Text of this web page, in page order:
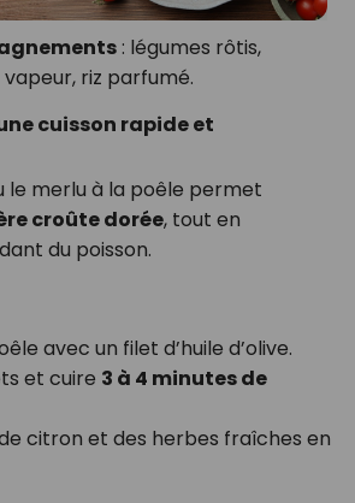
: légumes rôtis,
riz parfumé.
cuisson rapide et
le merlu à la poêle permet
croûte dorée, tout en
du poisson.
avec un filet d’huile d’olive.
et cuire 3 à 4 minutes de
citron et des herbes fraîches en